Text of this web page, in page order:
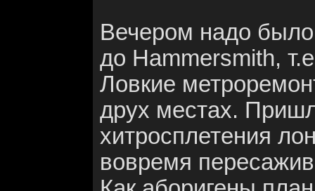
Вечером надо
до Hammersmith,
Ловкие
друх местах.
хитросплетения
вовремя